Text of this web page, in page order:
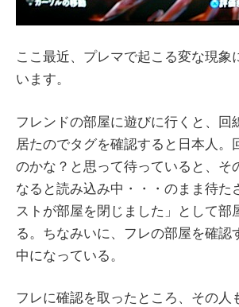
ここ最近、プレマで起こる変な現象
います。
フレンドの部屋に遊びに行くと、回
居たのでタグを確認すると日本人。
のかな？と思って待っていると、そ
なると読み込み中・・・のまま待た
ストが部屋を閉じました」として部
る。ちなみいに、フレの部屋を確認
中になっている。
フレに確認を取ったところ、その人